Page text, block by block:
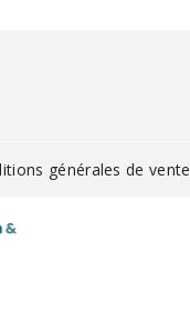
générales de vente